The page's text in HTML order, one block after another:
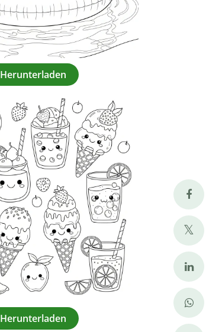
Herunterladen
Herunterladen